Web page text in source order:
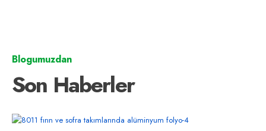
Blogumuzdan
Son Haberler